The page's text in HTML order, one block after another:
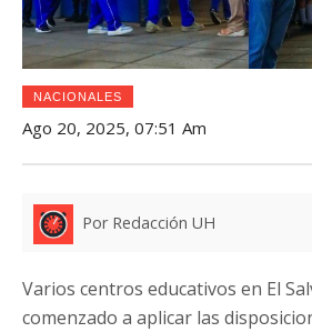
NACIONALES
Ago 20, 2025, 07:51 Am
Por Redacción UH
Varios centros educativos en El
comenzado a aplicar las